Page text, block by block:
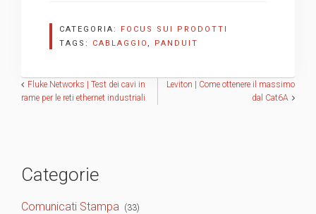
CATEGORIA: FOCUS SUI PRODOTTI
TAGS: CABLAGGIO , PANDUIT
Navigazione
Fluke Networks | Test dei cavi in
rame per le reti ethernet industriali
Leviton | Come ottenere il massimo
dal Cat6A
Categorie
Comunicati Stampa (33)